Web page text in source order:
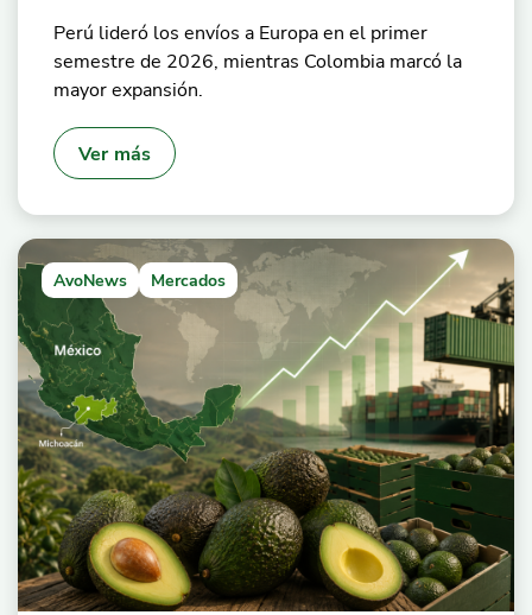
Perú lideró los envíos a Europa en el primer
semestre de 2026, mientras Colombia marcó la
mayor expansión.
Ver más
AvoNews Mercados